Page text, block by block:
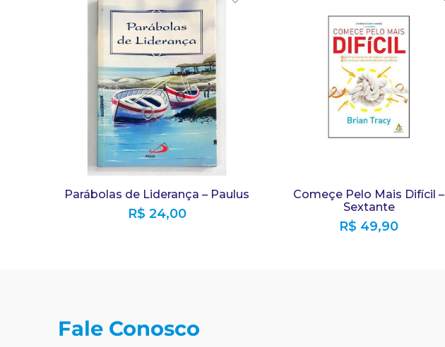
Parábolas de Liderança – Paulus
R$ 24,00
Começe Pelo Mais Difícil –
Sextante
R$ 49,90
Fale Conosco